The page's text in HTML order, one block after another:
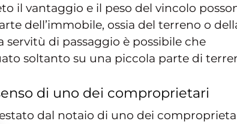
il vantaggio e il peso del vincolo
dell’immobile, ossia del terreno o
servitù di passaggio è possibile che
soltanto su una piccola parte di
di uno dei comproprietari
dal notaio di uno dei